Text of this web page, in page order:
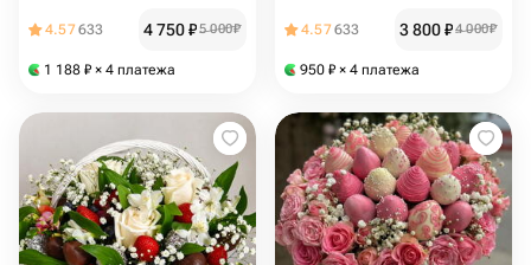
4.57633 4 750₽5 000₽
1 188 ₽ × 4 платежа
4.57633 3 800₽4 000₽
950 ₽ × 4 платежа